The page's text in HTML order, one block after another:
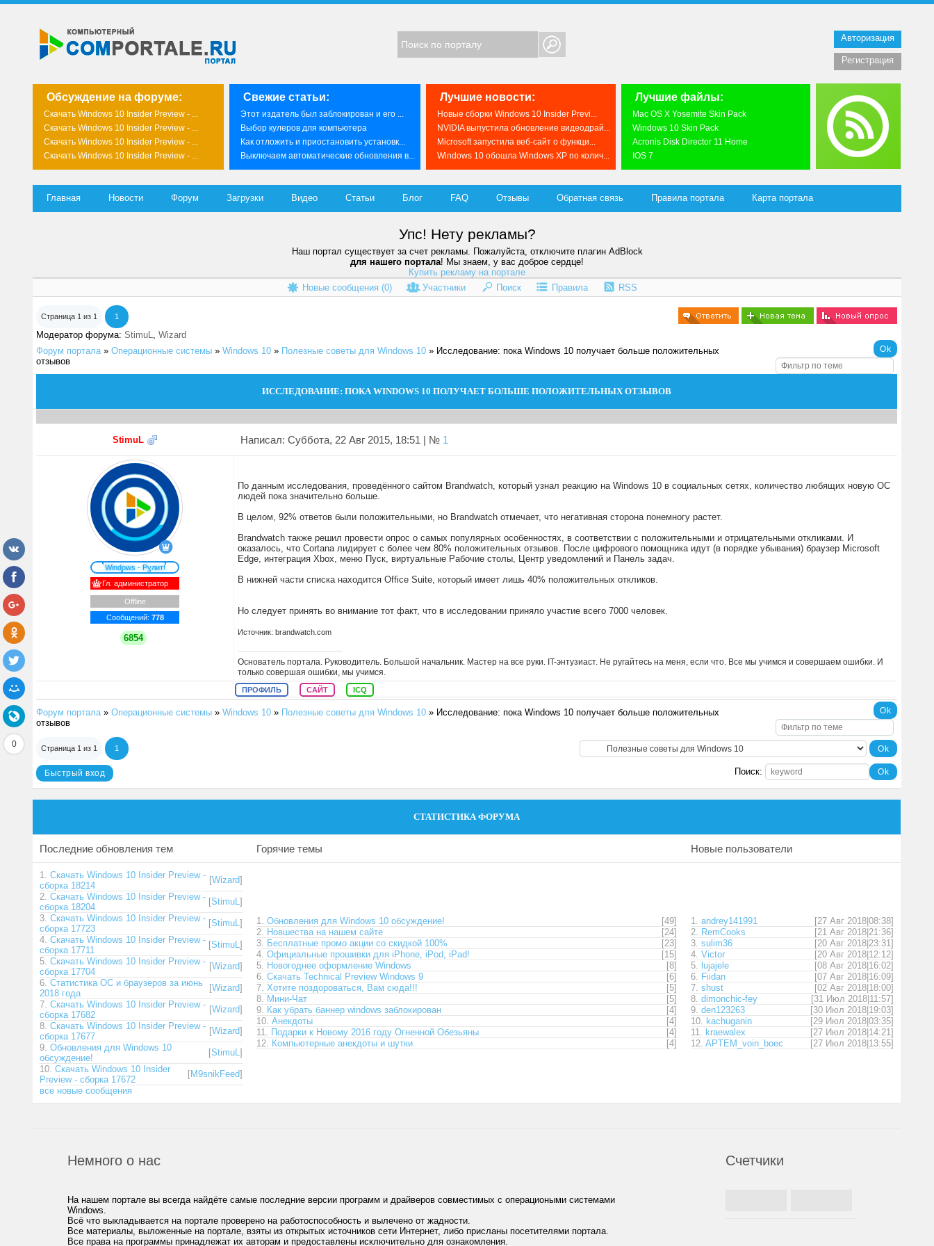
Авторизация
Регистрация
Обсуждение на форуме:
Скачать Windows 10 Insider Preview - ...
Скачать Windows 10 Insider Preview - ...
Скачать Windows 10 Insider Preview - ...
Скачать Windows 10 Insider Preview - ...
Свежие статьи:
Этот издатель был заблокирован и его ...
Выбор кулеров для компьютера
Как отложить и приостановить установк...
Выключаем автоматические обновления в...
Лучшие новости:
Новые сборки Windows 10 Insider Previ...
NVIDIA выпустила обновление видеодрай...
Microsoft запустила веб-сайт о функци...
Windows 10 обошла Windows XP по колич...
Лучшие файлы:
Mac OS X Yosemite Skin Pack
Windows 10 Skin Pack
Acronis Disk Director 11 Home
IOS 7
Главная Новости Форум Загрузки Видео Статьи Блог FAQ Отзывы Обратная связь Правила портала Карта портала
Упс! Нету рекламы?
Наш портал существует за счет рекламы. Пожалуйста, отключите плагин AdBlock
для нашего портала! Мы знаем, у вас доброе сердце!
Купить рекламу на портале
Новые сообщения (0) Участники Поиск Правила RSS
Страница 1 из 1 1
Модератор форума:StimuL,Wizard
Форум портала » Операционные системы » Windows 10 » Полезные советы для Windows 10 » Исследование: пока Windows 10 получает больше положительных
отзывов
ИССЛЕДОВАНИЕ: ПОКА WINDOWS 10 ПОЛУЧАЕТ БОЛЬШЕ ПОЛОЖИТЕЛЬНЫХ ОТЗЫВОВ
StimuL Написал: Суббота, 22 Авг 2015, 18:51 | № 1
Windows - Рулит!
Гл. администратор
Offline
Сообщений: 778
6854
По данным исследования, проведённого сайтом Brandwatch, который узнал реакцию на Windows 10 в социальных сетях, количество любящих новую ОС
людей пока значительно больше.
В целом, 92% ответов были положительными, но Brandwatch отмечает, что негативная сторона понемногу растет.
Brandwatch также решил провести опрос о самых популярных особенностях, в соответствии с положительными и отрицательными откликами. И
оказалось, что Cortana лидирует с более чем 80% положительных отзывов. После цифрового помощника идут (в порядке убывания) браузер Microsoft
Edge, интеграция Xbox, меню Пуск, виртуальные Рабочие столы, Центр уведомлений и Панель задач.
В нижней части списка находится Office Suite, который имеет лишь 40% положительных откликов.
Но следует принять во внимание тот факт, что в исследовании приняло участие всего 7000 человек.
Источник: brandwatch.com
Основатель портала. Руководитель. Большой начальник. Мастер на все руки. IT-энтузиаст. Не ругайтесь на меня, если что. Все мы учимся и совершаем ошибки. И
только совершая ошибки, мы учимся.
ПРОФИЛЬ САЙТ ICQ
Форум портала » Операционные системы » Windows 10 » Полезные советы для Windows 10 » Исследование: пока Windows 10 получает больше положительных
отзывов
Страница 1 из 1 1
Поиск:
СТАТИСТИКА ФОРУМА
Последние обновления тем Горячие темы Новые пользователи
1.Скачать Windows 10 Insider Preview -
сборка 18214
[Wizard]
2.Скачать Windows 10 Insider Preview -
сборка 18204
[StimuL]
3.Скачать Windows 10 Insider Preview -
сборка 17723
[StimuL]
4.Скачать Windows 10 Insider Preview -
сборка 17711
[StimuL]
5.Скачать Windows 10 Insider Preview -
сборка 17704
[Wizard]
6.Статистика ОС и браузеров за июнь
2018 года
[Wizard]
7.Скачать Windows 10 Insider Preview -
сборка 17682
[Wizard]
8.Скачать Windows 10 Insider Preview -
сборка 17677
[Wizard]
9.Обновления для Windows 10
обсуждение!
[StimuL]
10.Скачать Windows 10 Insider
Preview - сборка 17672
[M9snikFeed]
все новые сообщения
1.Обновления для Windows 10 обсуждение!
[49]
2. Новшества на нашем сайте
[24]
3. Бесплатные промо акции со скидкой 100%
[23]
4.Официальные прошивки для iPhone, iPod, iPad!
[15]
5. Новогоднее оформление Windows
[8]
6.Скачать Technical Preview Windows 9
[6]
7.Хотите поздороваться, Вам сюда!!!
[5]
8. Мини-Чат
[5]
9. Как убрать баннер windows заблокирован
[4]
10.Анекдоты
[4]
11. Подарки к Новому 2016 году Огненной Обезьяны
[4]
12. Компьютерные анекдоты и шутки [4]
1.andrey141991
[27 Авг 2018|08:38]
2. RemCooks
[21 Авг 2018|21:36]
3.sulim36
[20 Авг 2018|23:31]
4.Victor
[20 Авг 2018|12:12]
5. lujajele
[08 Авг 2018|16:02]
6. Fiidan
[07 Авг 2018|16:09]
7.shust
[02 Авг 2018|18:00]
8.dimonchic-fey
[31 Июл 2018|11:57]
9.den123263
[30 Июл 2018|19:03]
10. kachuganin
[29 Июл 2018|03:35]
11. kraewalex
[27 Июл 2018|14:21]
12.APTEM_voin_boec [27 Июл 2018|13:55]
0
Немного о нас
На нашем портале вы всегда найдёте самые последние версии программ и драйверов совместимых с операциоными системами
Windows.
Всё что выкладывается на портале проверено на работоспособность и вылечено от жадности.
Все материалы, выложенные на портале, взяты из открытых источников сети Интернет, либо присланы посетителями портала.
Все права на программы принадлежат их авторам и предоставлены исключительно для ознакомления.
Счетчики